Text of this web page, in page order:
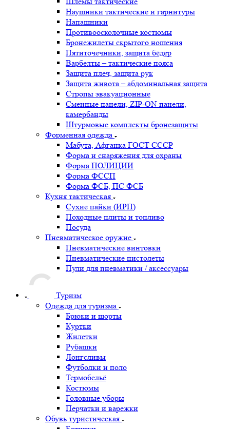
Наушники тактические и гарнитуры
Напашники
Противоосколочные костюмы
Бронежилеты скрытого ношения
Пятиточечники, защита бёдер
Варбелты – тактические пояса
Защита плеч, защита рук
Защита живота – абдоминальная защита
Стропы эвакуационные
Сменные панели, ZIP-ON панели,
камербанды
Штурмовые комплекты бронезащиты
Форменная одежда
Мабута, Афганка ГОСТ СССР
Форма и снаряжения для охраны
Форма ПОЛИЦИИ
Форма ФССП
Форма ФСБ, ПС ФСБ
Кухня тактическая
Сухие пайки (ИРП)
Походные плиты и топливо
Посуда
Пневматическое оружие
Пневматические винтовки
Пневматические пистолеты
Пули для пневматики / аксессуары
Туризм
Одежда для туризма
Брюки и шорты
Куртки
Жилетки
Рубашки
Лонгсливы
Футболки и поло
Термобельё
Костюмы
Головные уборы
Перчатки и варежки
Обувь туристическая